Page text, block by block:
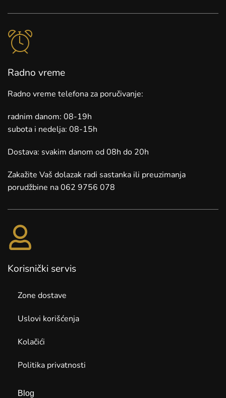
Radno vreme
Radno vreme telefona za poručivanje:
radnim danom: 08-19h
subota i nedelja: 08-15h
Dostava: svakim danom od 08h do 20h
Zakažite Vaš dolazak radi sastanka ili preuzimanja
porudžbine na 062 9756 078
Korisnički servis
Zone dostave
Uslovi korišćenja
Kolačići
Politika privatnosti
Blog